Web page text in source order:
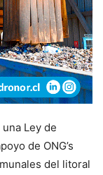
Ley de
de ONG’s
del litoral